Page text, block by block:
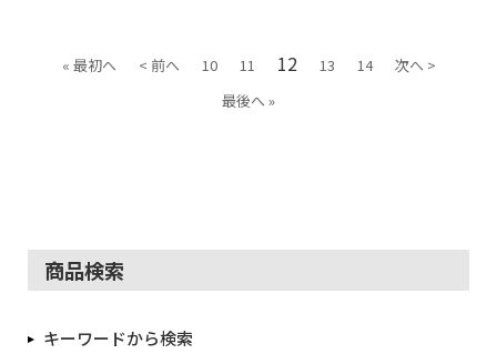
« 最初へ < 前へ 10 11 12 13 14
次へ >
最後へ »
商品検索
キーワードから検索